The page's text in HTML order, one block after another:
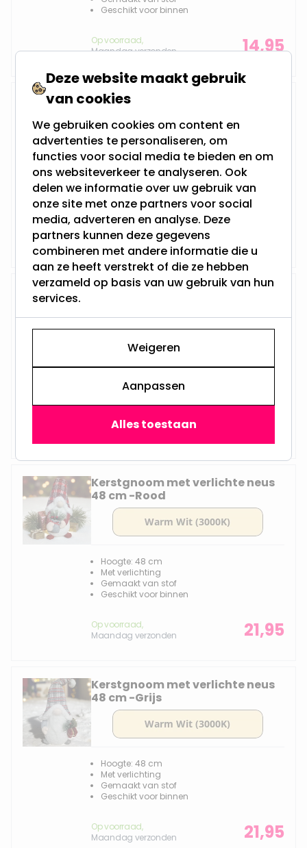
Geschikt voor binnen
Op voorraad,
Maandag verzonden
14,95
Kerstgnoom met verlichte neus
Hoogte: 58 cm
Gemaakt van stof
Geschikt voor binnen
Op voorraad,
Maandag verzonden
Kerstgnoom met verlichte neus
Hoogte: 58 cm
Gemaakt van stof
Geschikt voor binnen
Op voorraad,
Kerstgnoom met verlichte neus
48 cm -Rood
Hoogte: 48 cm
Met verlichting
Gemaakt van stof
Geschikt voor binnen
Op voorraad,
Maandag verzonden
21,95
Kerstgnoom met verlichte neus
48 cm -Grijs
Hoogte: 48 cm
Met verlichting
Gemaakt van stof
Geschikt voor binnen
Op voorraad,
Maandag verzonden
21,95
Deze website maakt gebruik
van cookies
We gebruiken cookies om content en
advertenties te personaliseren, om
functies voor social media te bieden en om
ons websiteverkeer te analyseren. Ook
delen we informatie over uw gebruik van
onze site met onze partners voor social
media, adverteren en analyse. Deze
partners kunnen deze gegevens
combineren met andere informatie die u
aan ze heeft verstrekt of die ze hebben
verzameld op basis van uw gebruik van hun
services.
Weigeren
Aanpassen
Alles toestaan